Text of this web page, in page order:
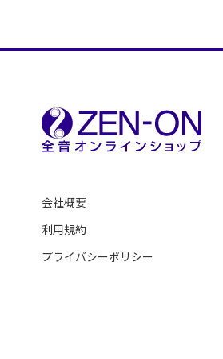
会社概要
利用規約
プライバシーポリシー